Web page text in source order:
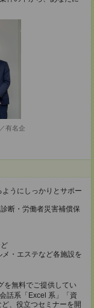
有名企
うにしっかりとサポー
断・労働者災害補償保
・エステなど各施設を
を無料でご提供してい
話系「Excel 系」「資
、役立つセミナーを開